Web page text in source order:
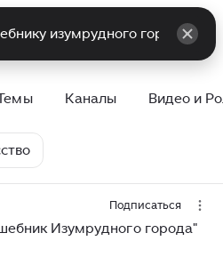
Каналы Видео и
Подписаться
Изумрудного города"